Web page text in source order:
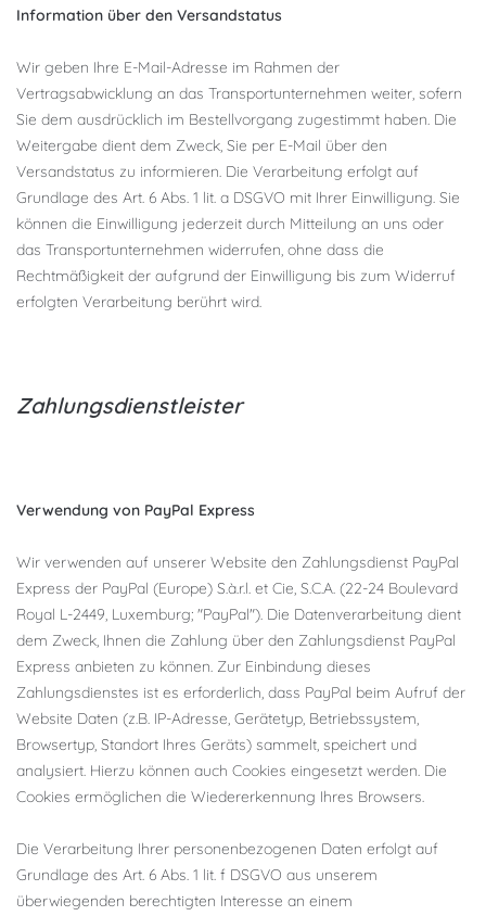
Information über den Versandstatus
Wir geben Ihre E-Mail-Adresse im Rahmen der
Vertragsabwicklung an das Transportunternehmen weiter, sofern
Sie dem ausdrücklich im Bestellvorgang zugestimmt haben. Die
Weitergabe dient dem Zweck, Sie per E-Mail über den
Versandstatus zu informieren. Die Verarbeitung erfolgt auf
Grundlage des Art. 6 Abs. 1 lit. a DSGVO mit Ihrer Einwilligung. Sie
können die Einwilligung jederzeit durch Mitteilung an uns oder
das Transportunternehmen widerrufen, ohne dass die
Rechtmäßigkeit der aufgrund der Einwilligung bis zum Widerruf
erfolgten Verarbeitung berührt wird.
Zahlungsdienstleister
Verwendung von PayPal Express
Wir verwenden auf unserer Website den Zahlungsdienst PayPal
Express der PayPal (Europe) S.à.r.l. et Cie, S.C.A. (22-24 Boulevard
Royal L-2449, Luxemburg; "PayPal"). Die Datenverarbeitung dient
dem Zweck, Ihnen die Zahlung über den Zahlungsdienst PayPal
Express anbieten zu können. Zur Einbindung dieses
Zahlungsdienstes ist es erforderlich, dass PayPal beim Aufruf der
Website Daten (z.B. IP-Adresse, Gerätetyp, Betriebssystem,
Browsertyp, Standort Ihres Geräts) sammelt, speichert und
analysiert. Hierzu können auch Cookies eingesetzt werden. Die
Cookies ermöglichen die Wiedererkennung Ihres Browsers.
Die Verarbeitung Ihrer personenbezogenen Daten erfolgt auf
Grundlage des Art. 6 Abs. 1 lit. f DSGVO aus unserem
überwiegenden berechtigten Interesse an einem